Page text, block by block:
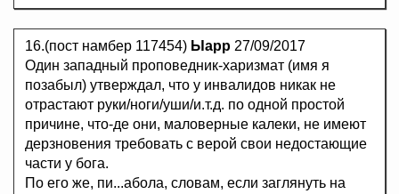
16.(пост намбер 117454) Ыарр 27/09/2017
Один западный проповедник-харизмат (имя я
позабыл) утверждал, что у инвалидов никак не
отрастают руки/ноги/уши/и.т.д. по одной простой
причине, что-де они, маловерные калеки, не имеют
дерзновения требовать с верой свои недостающие
части у бога.
По его же, пи...абола, словам, если заглянуть на